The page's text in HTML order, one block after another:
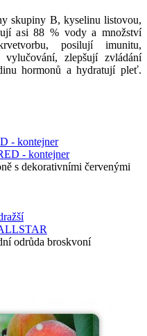
skupiny B, kyselinu listovou,
asi 88 % vody a množství
posilují imunitu,
zlepšují zvládání
hormonů a hydratují pleť.
- kontejner
s dekorativními červenými
odrůda broskvoní